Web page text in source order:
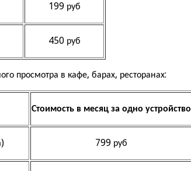
199 руб
450 руб
просмотра в кафе, барах, ресторанах:
Стоимость в месяц за одно устройство
799 руб